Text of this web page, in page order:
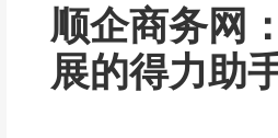
顺企商务网
展的得力助